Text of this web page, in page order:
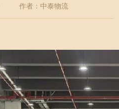
作者：中泰物流